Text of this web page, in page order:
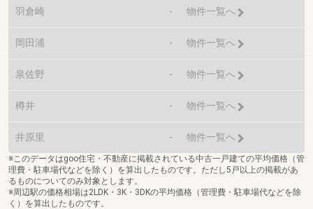
羽倉崎 - 物件一覧へ
岡田浦 - 物件一覧へ
泉佐野 - 物件一覧へ
樽井 - 物件一覧へ
井原里 - 物件一覧へ
※このデータはgoo住宅・不動産に掲載されている中古一戸建ての平均価格（管
理費・駐車場代などを除く）を算出したものです。ただし5戸以上の掲載があ
るものについてのみ対象とします。
※周辺駅の価格相場は2LDK・3K・3DKの平均価格（管理費・駐車場代などを除
く）を算出したものです。